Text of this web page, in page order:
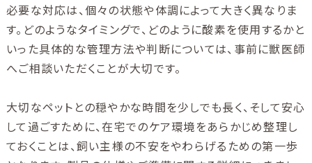
必要な対応は、個々の状態や体調によって大きく異なりま
す。どのようなタイミングで、どのように酸素を使用するかと
いった具体的な管理方法や判断については、事前に獣医師
へご相談いただくことが大切です。
大切なペットとの穏やかな時間を少しでも長く、そして安心
して過ごすために、在宅でのケア環境をあらかじめ整理し
ておくことは、飼い主様の不安をやわらげるための第一歩